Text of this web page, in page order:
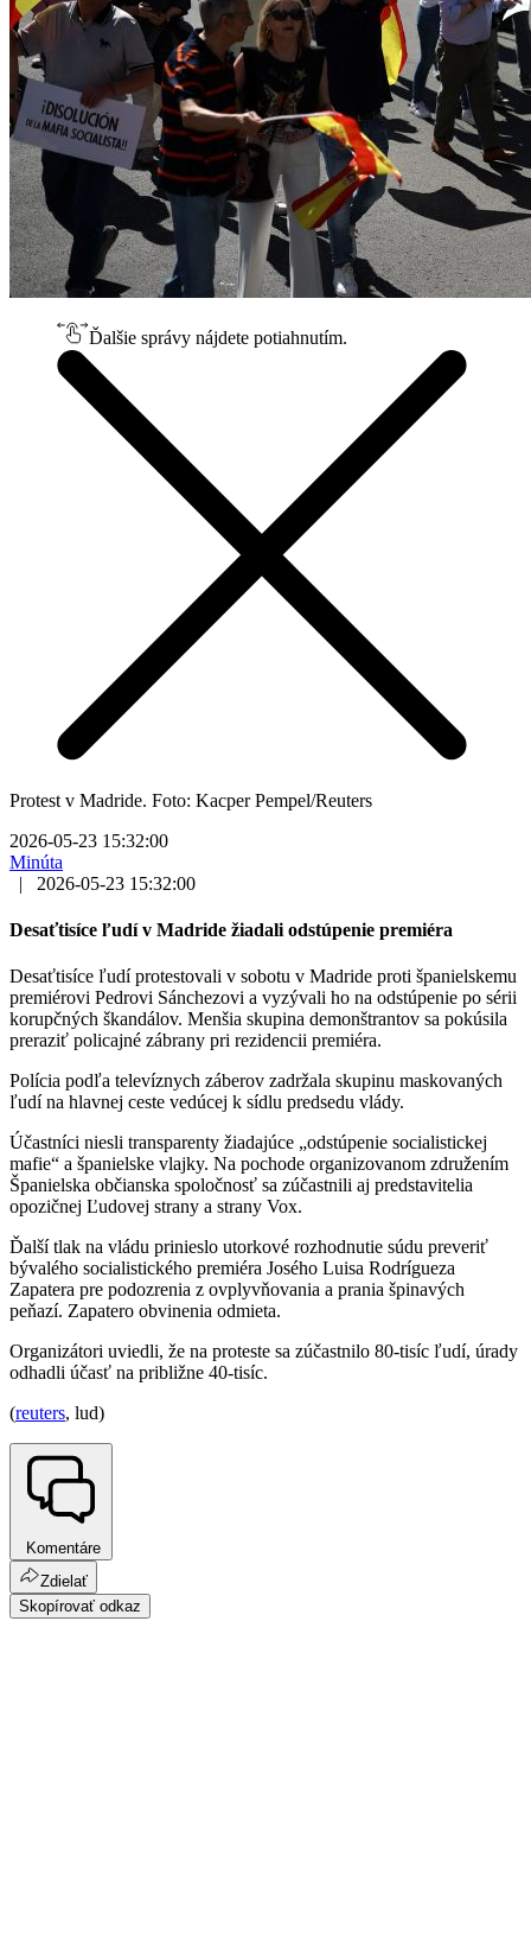
Ďalšie správy nájdete potiahnutím.
Protest v Madride. Foto: Kacper Pempel/Reuters
2026-05-23 15:32:00
Minúta
|
2026-05-23 15:32:00
Desaťtisíce ľudí v Madride žiadali odstúpenie premiéra
Desaťtisíce ľudí protestovali v sobotu v Madride proti španielskemu
premiérovi Pedrovi Sánchezovi a vyzývali ho na odstúpenie po sérii
korupčných škandálov. Menšia skupina demonštrantov sa pokúsila
preraziť policajné zábrany pri rezidencii premiéra.
Polícia podľa televíznych záberov zadržala skupinu maskovaných
ľudí na hlavnej ceste vedúcej k sídlu predsedu vlády.
Účastníci niesli transparenty žiadajúce „odstúpenie socialistickej
mafie“ a španielske vlajky. Na pochode organizovanom združením
Španielska občianska spoločnosť sa zúčastnili aj predstavitelia
opozičnej Ľudovej strany a strany Vox.
Ďalší tlak na vládu prinieslo utorkové rozhodnutie súdu preveriť
bývalého socialistického premiéra Josého Luisa Rodrígueza
Zapatera pre podozrenia z ovplyvňovania a prania špinavých
peňazí. Zapatero obvinenia odmieta.
Organizátori uviedli, že na proteste sa zúčastnilo 80-tisíc ľudí, úrady
odhadli účasť na približne 40-tisíc.
(reuters, lud)
Komentáre
Zdielať
Skopírovať odkaz